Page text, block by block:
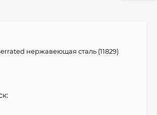
нержавеющая сталь (11829)